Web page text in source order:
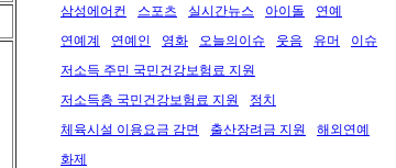
삼성에어컨
스포츠 실시간뉴스 아이돌
연예
연예계
연예인 영화 오늘의이슈 웃음 유머
이슈
저소득 주민 국민건강보험료 지원
저소득층 국민건강보험료 지원
정치
체육시설 이용요금 감면
출산장려금 지원
해외연예
화제